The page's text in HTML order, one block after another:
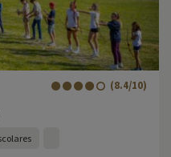
(8.4/10)